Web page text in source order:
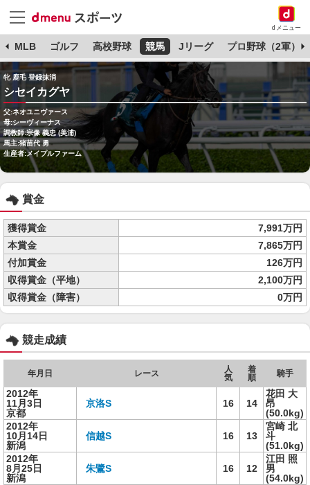
dメニュー
MLB ゴルフ 高校野球 競馬 Jリーグ プロ野球（2軍）
牝 鹿毛 登録抹消
シセイカグヤ
父:ネオユニヴァース
母:シーヴィーナス
調教師:宗像 義忠 (美浦)
馬主:猪苗代 勇
生産者:メイプルファーム
賞金
獲得賞金
7,991万円
本賞金
7,865万円
付加賞金
126万円
収得賞金（平地）
2,100万円
収得賞金（障害）
0万円
競走成績
年月日 レース
人
気
着
順
騎手
2012年
11月3日
京都
京洛S 16 14
花田 大
昂
(50.0kg)
2012年
10月14日
新潟
信越S 16 13
宮崎 北
斗
(51.0kg)
2012年
8月25日
新潟
朱鷺S 16 12
江田 照
男
(54.0kg)